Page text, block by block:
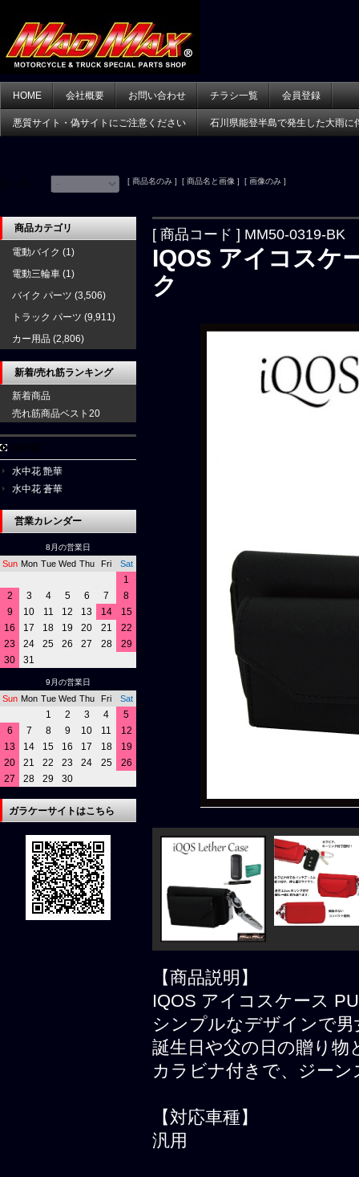
HOME 会社概要 お問い合わせ チラシ一覧 会員登録
悪質サイト・偽サイトにご注意ください 石川県能登半島で発生した大雨に
[ 商品名のみ ] [ 商品名と画像 ] [ 画像のみ ]
[ 商品コード ] MM50-0319-BK
IQOS アイコスケ
ク
【商品説明】
IQOS アイコスケース
シンプルなデザインで
誕生日や父の日の贈り
カラビナ付きで、ジー
【対応車種】
汎用
商品カテゴリ
電動バイク (1)
電動三輪車 (1)
バイク パーツ (3,506)
トラック パーツ (9,911)
カー用品 (2,806)
新着/売れ筋ランキング
新着商品
売れ筋商品ベスト20
水中花 艶華
水中花 蒼華
営業カレンダー
8月の営業日
Sun Mon Tue Wed Thu Fri Sat
1
2
3 4 5 6 7
8
9
10 11 12 13 14
15
16
17 18 19 20 21
22
23
24 25 26 27 28
29
30
31
9月の営業日
Sun Mon Tue Wed Thu Fri Sat
1 2 3 4
5
6
7 8 9 10 11
12
13
14 15 16 17 18
19
20
21 22 23 24 25
26
27
28 29 30
ガラケーサイトはこちら